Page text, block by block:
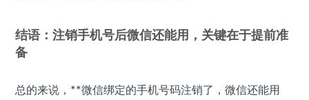
结语：注销手机号后微信还能用，关键在于提前准
备
总的来说，**微信绑定的手机号码注销了，微信还能用